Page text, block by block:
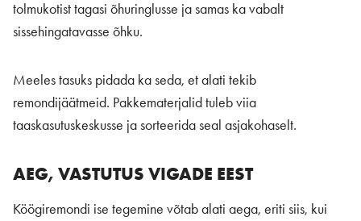
tolmukotist tagasi õhuringlusse ja samas ka vabalt
sissehingatavasse õhku.
Meeles tasuks pidada ka seda, et alati tekib
remondijäätmeid. Pakkematerjalid tuleb viia
taaskasutuskeskusse ja sorteerida seal asjakohaselt.
AEG, VASTUTUS VIGADE EEST
Köögiremondi ise tegemine võtab alati aega, eriti siis, kui